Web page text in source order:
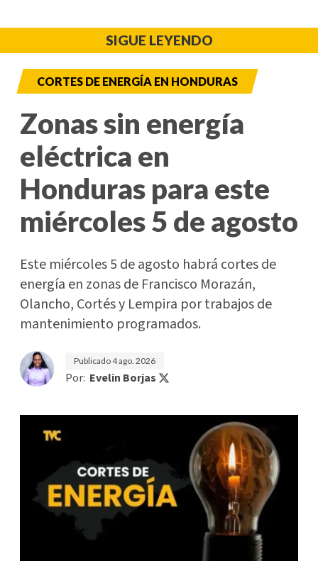
SIGUE LEYENDO
CORTES DE ENERGÍA EN HONDURAS
Zonas sin energía
eléctrica en
Honduras para este
miércoles 5 de agosto
Este miércoles 5 de agosto habrá cortes de
energía en zonas de Francisco Morazán,
Olancho, Cortés y Lempira por trabajos de
mantenimiento programados.
Publicado4 ago. 2026
Por: Evelin Borjas